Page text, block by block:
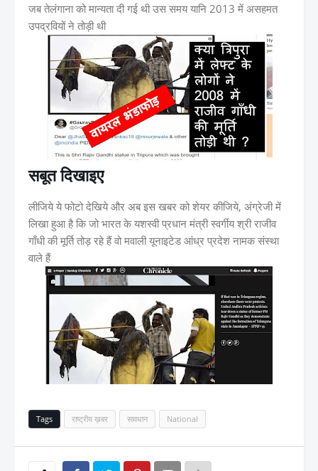
जब तेलंगाना को मान्यता दी गई थी उस समय यानि 2013 में असहमत
उपद्रवियों ने तोड़ी थी
सबूत दिखाइए
लीजिये ये फोटो देखिये और अब इस खबर को शेयर कीजिये, अंग्रेजी में
लिखा हुआ है कि जो भारत के यशस्वी प्रधान मंत्री स्वर्गीय श्री राजीव
गाँधी की मूर्ति तोड़ रहे हैं वो मवाली यूनाइटेड आंध्र प्रदेश नामक संस्था
वाले हैं
Tags राष्ट्रीय ख़बर सावधान National